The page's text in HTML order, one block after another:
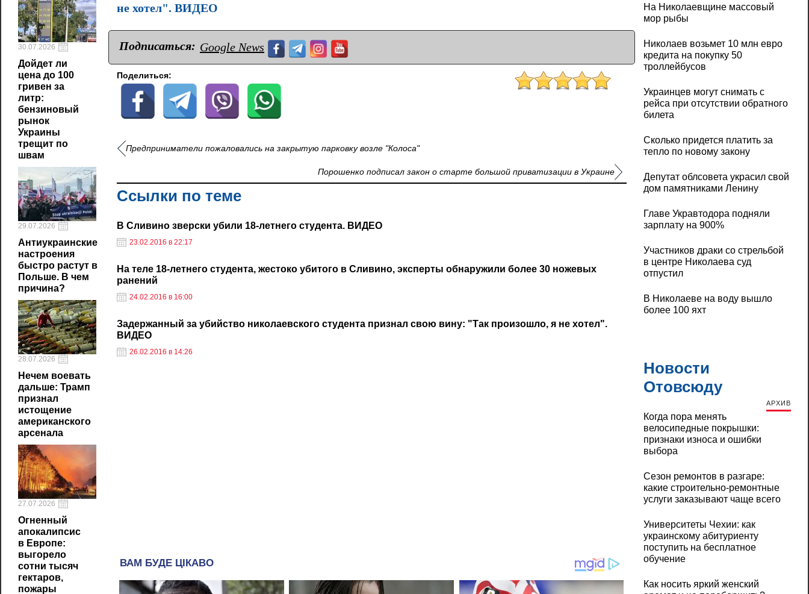
30.07.2026
Дойдет ли
цена до 100
гривен за
литр:
бензиновый
рынок
Украины
трещит по
швам
29.07.2026
Антиукраинские
настроения
быстро растут в
Польше. В чем
причина?
28.07.2026
Нечем воевать
дальше: Трамп
признал
истощение
американского
арсенала
27.07.2026
Огненный
апокалипсис
в Европе:
выгорело
сотни тысяч
гектаров,
пожары
не хотел". ВИДЕО
Подписаться: Google News
Поделиться:
Предприниматели пожаловались на закрытую парковку возле "Колоса"
Порошенко подписал закон о старте большой приватизации в Украине
Ссылки по теме
В Сливино зверски убили 18-летнего студента. ВИДЕО
23.02.2016 в 22:17
На теле 18-летнего студента, жестоко убитого в Сливино, эксперты обнаружили более 30 ножевых
ранений
24.02.2016 в 16:00
Задержанный за убийство николаевского студента признал свою вину: "Так произошло, я не хотел".
ВИДЕО
26.02.2016 в 14:26
На Николаевщине массовый
мор рыбы
Николаев возьмет 10 млн евро
кредита на покупку 50
троллейбусов
Украинцев могут снимать с
рейса при отсутствии обратного
билета
Сколько придется платить за
тепло по новому закону
Депутат облсовета украсил свой
дом памятниками Ленину
Главе Укравтодора подняли
зарплату на 900%
Участников драки со стрельбой
в центре Николаева суд
отпустил
В Николаеве на воду вышло
более 100 яхт
Новости
Отовсюду
АРХИВ
Когда пора менять
велосипедные покрышки:
признаки износа и ошибки
выбора
Сезон ремонтов в разгаре:
какие строительно-ремонтные
услуги заказывают чаще всего
Университеты Чехии: как
украинскому абитуриенту
поступить на бесплатное
обучение
Как носить яркий женский